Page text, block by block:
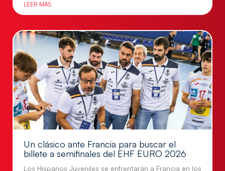
LEER MÁS
Un clásico ante Francia para buscar el
billete a semifinales del EHF EURO 2026
Los Hispanos Juveniles se enfrentarán a Francia en los